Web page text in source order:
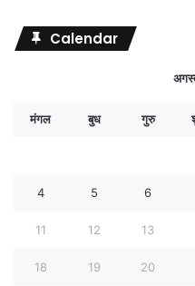
Calendar
मंगल बुध गुरु
4 5 6
11 12 13
18 19 20